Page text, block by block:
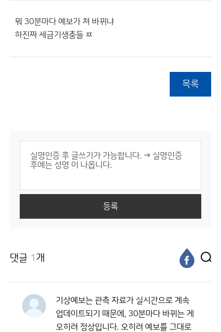
뭐 30분마다 예보가 쳐 바뀌냐
하진짜 세금기생충들 ㅉ
목록
등록
댓글 1 개
기상예보는 관측 자료가 실시간으로 계속
업데이트되기 때문에, 30분마다 바뀌는 게
오히려 정상입니다. 오히려 예보를 그대로